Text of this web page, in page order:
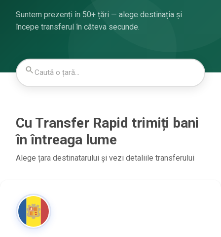
Suntem prezenți în 50+ țări — alege destinația și
începe transferul în câteva secunde.
Cu Transfer Rapid trimiți bani
în întreaga lume
Alege țara destinatarului și vezi detaliile transferului